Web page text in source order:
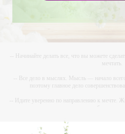
-- Начинайте делать все, что вы можете
мечтать.
-- Все дело в мыслях. Мысль — начало
поэтому главное дело
-- Идите уверенно по направлению к мечте.
-- Самое большое богатство — это ум. Самая
страхов самый пугающий